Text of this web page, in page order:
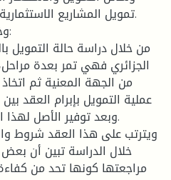
تمويل المشاريع
من خلال دراسة حالة التمويل
الجزائري فهي تمر بعدة
من الجهة المعنية ثم
عملية التمويل بإبرام العقد
وبعد توفير الأصل لهذا
ويترتب على هذا العقد شروط
خلال الدراسة تبين أن
مراجعتها كونها تحد من